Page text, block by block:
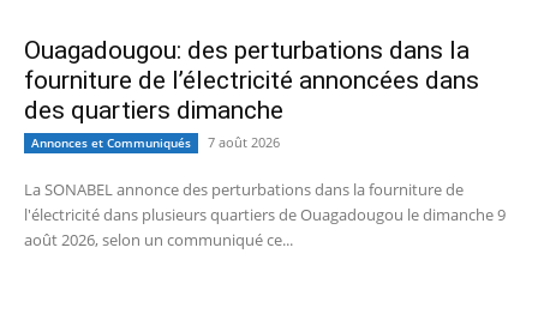
Ouagadougou: des perturbations dans la
fourniture de l’électricité annoncées dans
des quartiers dimanche
Annonces et Communiqués 7 août 2026
La SONABEL annonce des perturbations dans la fourniture de
l'électricité dans plusieurs quartiers de Ouagadougou le dimanche 9
août 2026, selon un communiqué ce...